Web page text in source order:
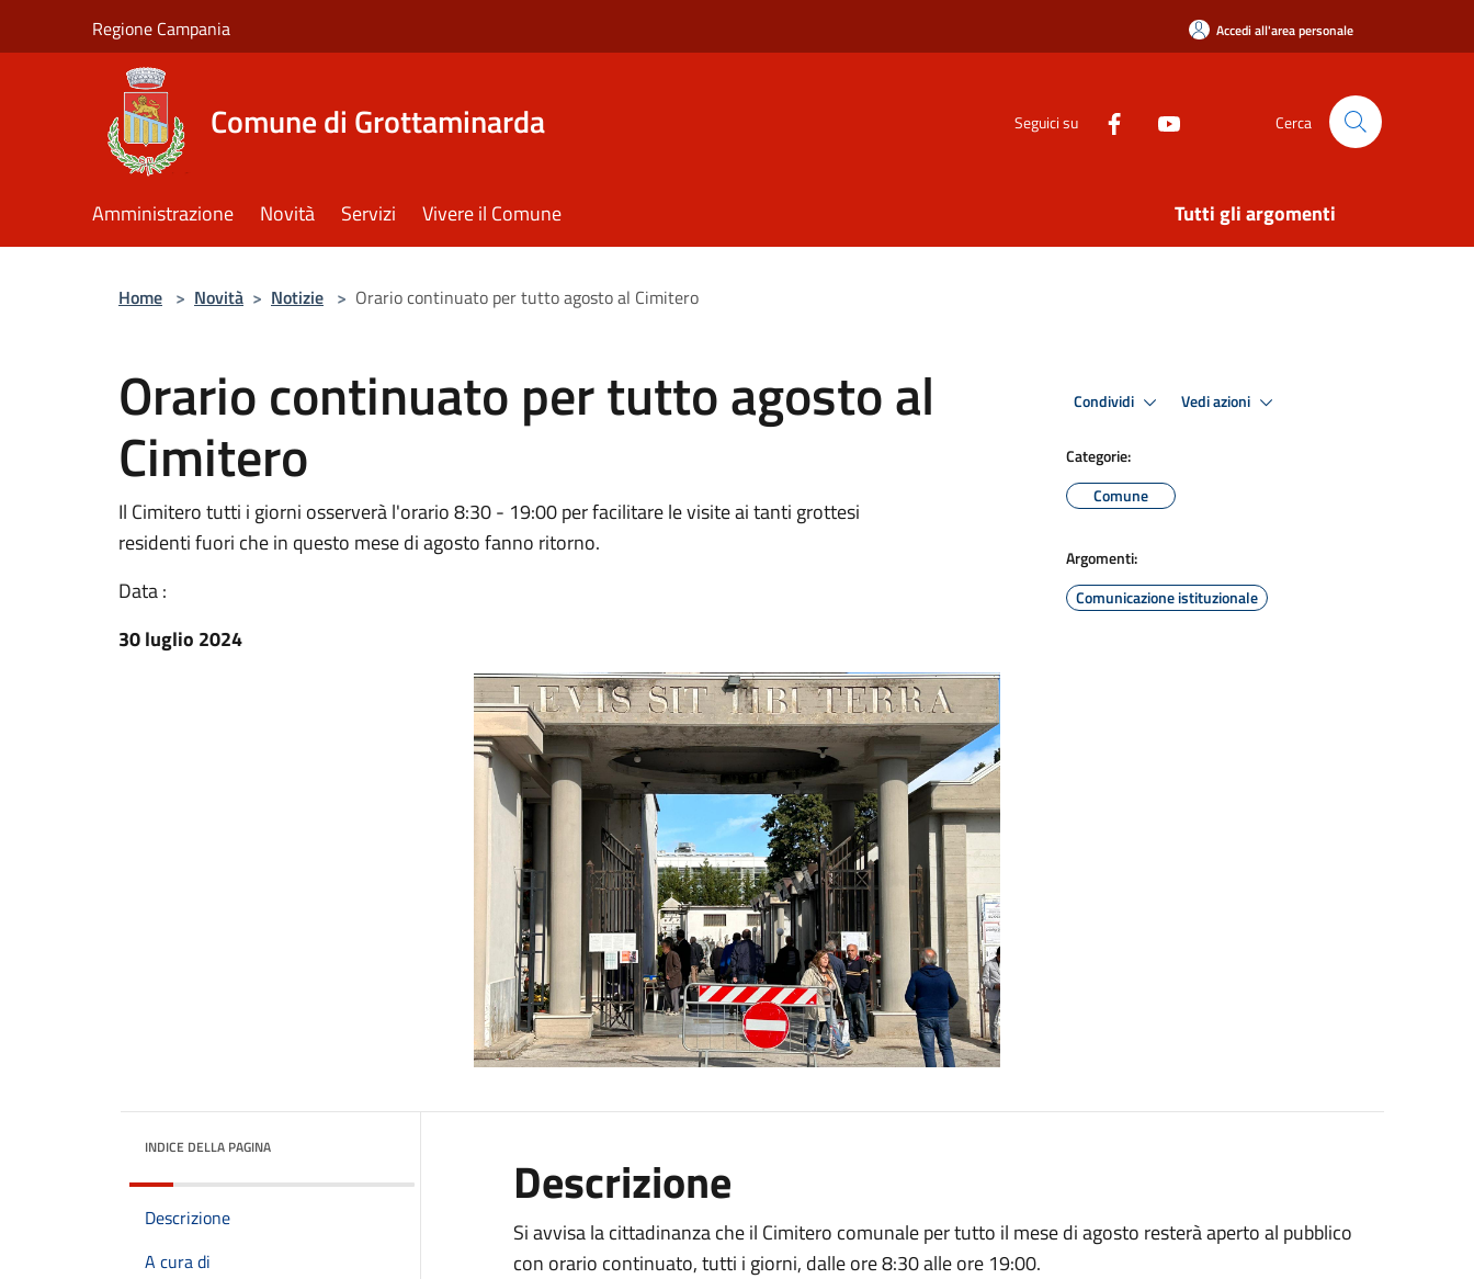
Regione Campania Accedi all'area personale
Comune di Grottaminarda Seguici su Cerca
Amministrazione Novità Servizi Vivere il Comune Tutti gli argomenti
Home > Novità > Notizie > Orario continuato per tutto agosto al Cimitero
Orario continuato per tutto agosto al
Cimitero
Il Cimitero tutti i giorni osserverà l'orario 8:30 - 19:00 per facilitare le visite ai tanti grottesi
residenti fuori che in questo mese di agosto fanno ritorno.
Data :
30 luglio 2024
Condividi Vedi azioni
Categorie:
Comune
Argomenti:
Comunicazione istituzionale
INDICE DELLA PAGINA
Descrizione
A cura di
Descrizione
Si avvisa la cittadinanza che il Cimitero comunale per tutto il mese di agosto resterà aperto al pubblico
con orario continuato, tutti i giorni, dalle ore 8:30 alle ore 19:00.